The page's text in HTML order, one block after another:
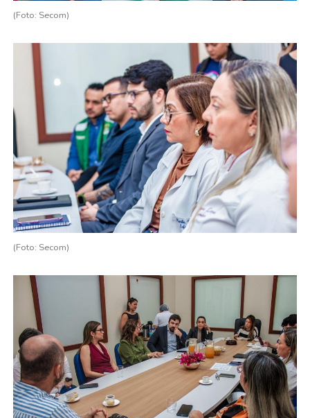
(Foto: Secom)
(Foto: Secom)